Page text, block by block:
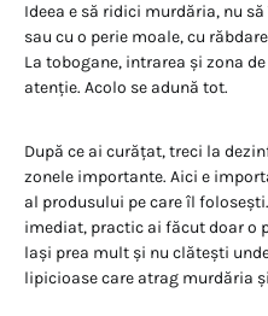
Ideea e să ridici murdăria, nu
sau cu o perie moale, cu
La tobogane, intrarea și zona
atenție. Acolo se adună tot.
După ce ai curățat, treci la
zonele importante. Aici e
al produsului pe care îl
imediat, practic ai făcut doar o
lași prea mult și nu clătești
lipicioase care atrag murdăria